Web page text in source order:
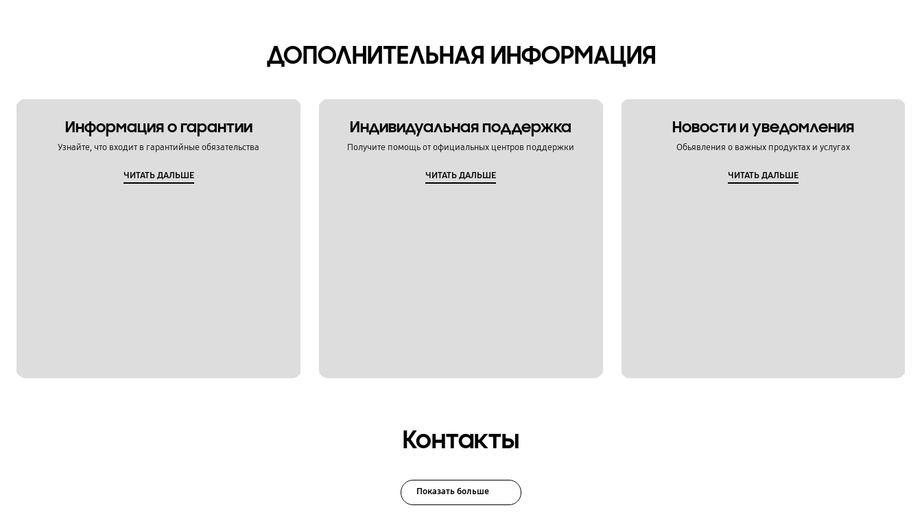
Связь / Сеть / Звонки
ДОПОЛНИТЕЛЬНАЯ ИНФОРМАЦИЯ
Информация о гарантии
Узнайте, что входит в гарантийные обязательства
ЧИТАТЬ ДАЛЬШЕ
Индивидуальная поддержка
Получите помощь от официальных центров поддержки
ЧИТАТЬ ДАЛЬШЕ
Новости и уведомления
Обьявления о важных продуктах и услугах
ЧИТАТЬ ДАЛЬШЕ
Контакты
Показать больше